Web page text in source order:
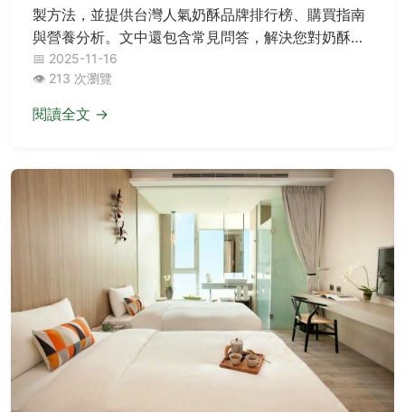
製方法，並提供台灣人氣奶酥品牌排行榜、購買指南
與營養分析。文中還包含常見問答，解決您對奶酥的
所有疑問，從基礎到進階一次掌握。
📅 2025-11-16
👁️ 213 次瀏覽
閱讀全文 →